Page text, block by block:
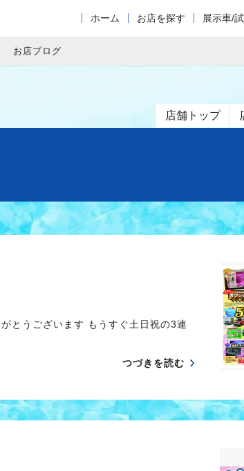
ホーム お店を探す 展示車/
お店ブログ
店舗トップ
とうございます もうすぐ土日祝の3連
つづきを読む